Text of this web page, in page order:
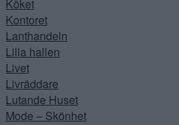
Köket
Kontoret
Lanthandeln
Lilla hallen
Livet
Livräddare
Lutande Huset
Mode – Skönhet